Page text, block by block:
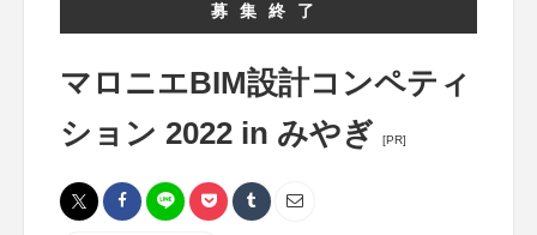
募集終了
マロニエBIM設計コンペティ
ション 2022 in みやぎ
[PR]